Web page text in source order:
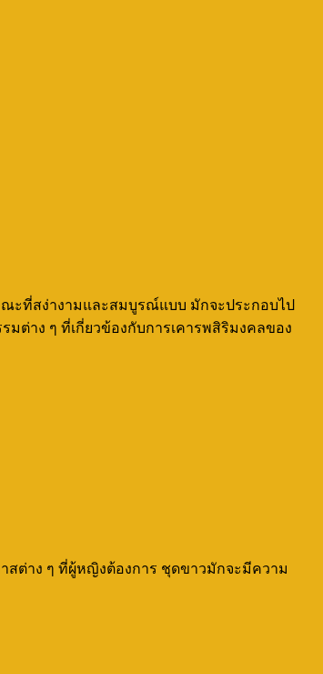
ะที่สง่างามและสมบูรณ์แบบ มักจะประกอบไป
ต่าง ๆ ที่เกี่ยวข้องกับการเคารพสิริมงคลของ
สต่าง ๆ ที่ผู้หญิงต้องการ ชุดขาวมักจะมีความ